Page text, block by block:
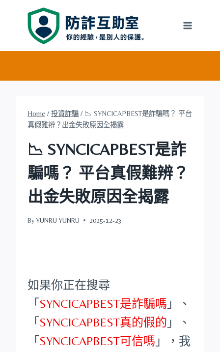
Home / 投資詐騙 / 📉 SYNCICAPBEST是詐騙嗎？ 平台
真假難辨？出金失敗原因全揭露
📉 SYNCICAPBEST是詐
騙嗎？ 平台真假難辨？
出金失敗原因全揭露
By YUNRU YUNRU 2025-12-23
如果你正在搜尋
「 SYNCICAPBEST是詐騙嗎 」、
「 SYNCICAPBEST真的假的 」、
「 SYNCICAPBEST可信嗎 」，我